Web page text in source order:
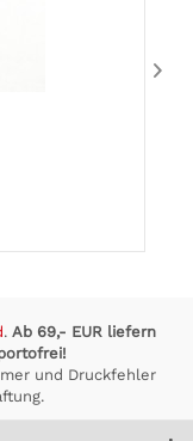
. Ab 69,- EUR liefern
und Druckfehler